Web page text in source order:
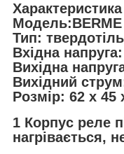
Модель:
Тип:
Вхідна
Вихідна
Вихідний
Розмір: 62 x 45
1 Корпус реле
нагрівається,